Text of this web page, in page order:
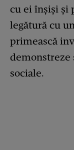
cu ei înșiși și
legătură cu
primească
sociale.